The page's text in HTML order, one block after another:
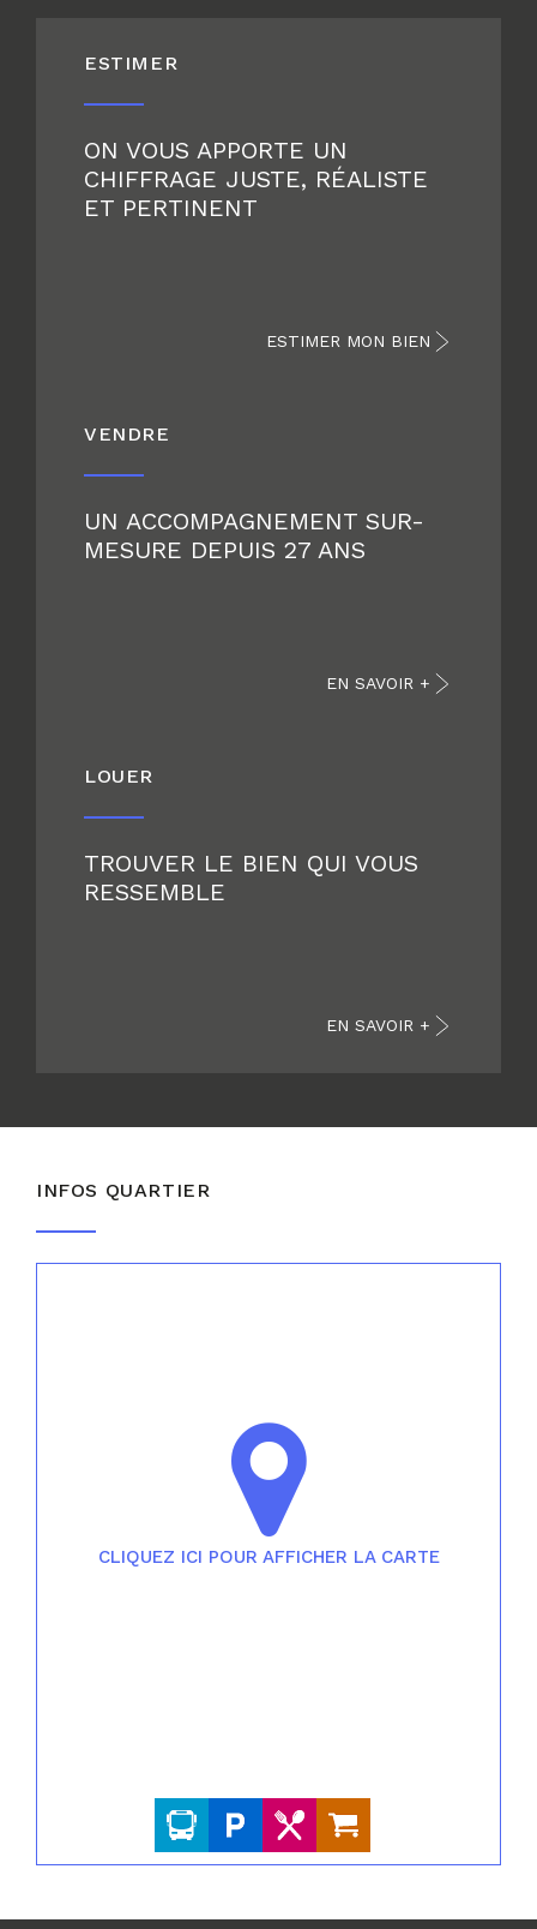
ESTIMER
ON VOUS APPORTE UN
CHIFFRAGE JUSTE, RÉALISTE
ET PERTINENT
ESTIMER MON BIEN
VENDRE
UN ACCOMPAGNEMENT SUR-
MESURE DEPUIS 27 ANS
EN SAVOIR +
LOUER
TROUVER LE BIEN QUI VOUS
RESSEMBLE
EN SAVOIR +
INFOS QUARTIER